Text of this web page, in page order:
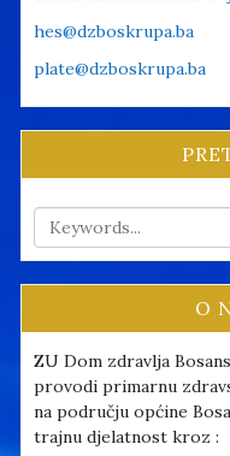
hes@dzboskrupa.ba
plate@dzboskrupa.ba
O
ZU Dom zdravlja
provodi primarnu
na području općine
trajnu djelatnost kroz :